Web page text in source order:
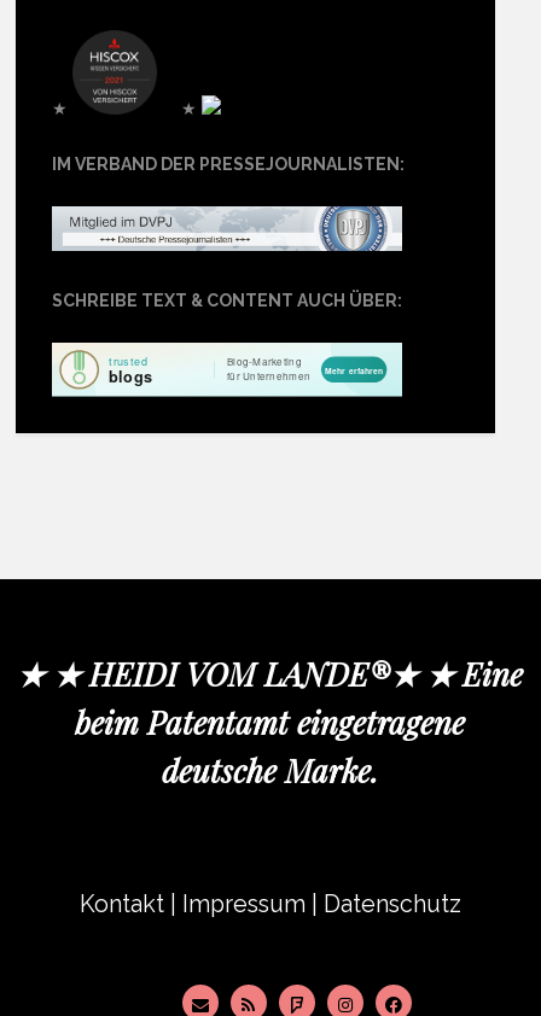
★ ★
IM VERBAND DER PRESSEJOURNALISTEN:
SCHREIBE TEXT & CONTENT AUCH ÜBER:
★ ★ HEIDI VOM LANDE®★ ★ Eine
beim Patentamt eingetragene
deutsche Marke.
Kontakt Impressum Datenschutz